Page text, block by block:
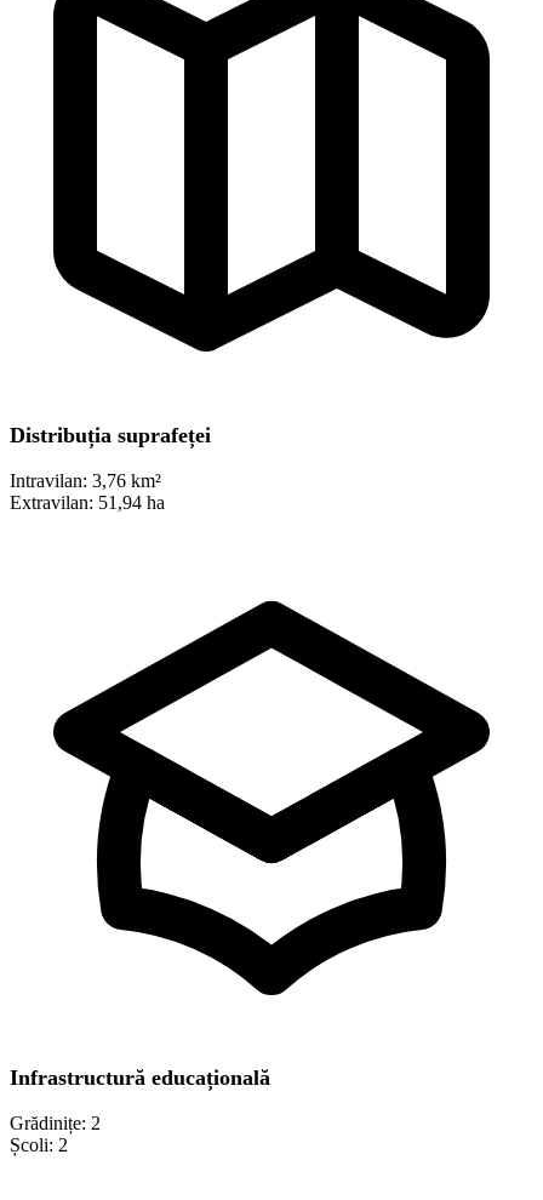
Distribuția suprafeței
Intravilan: 3,76 km²
Extravilan: 51,94 ha
Infrastructură educațională
Grădinițe: 2
Școli: 2